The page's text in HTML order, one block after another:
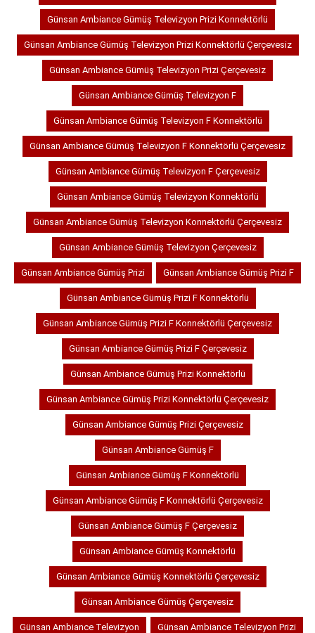
Günsan Ambiance Gümüş Televizyon Prizi Konnektörlü
Günsan Ambiance Gümüş Televizyon Prizi Konnektörlü Çerçevesiz
Günsan Ambiance Gümüş Televizyon Prizi Çerçevesiz
Günsan Ambiance Gümüş Televizyon F
Günsan Ambiance Gümüş Televizyon F Konnektörlü
Günsan Ambiance Gümüş Televizyon F Konnektörlü Çerçevesiz
Günsan Ambiance Gümüş Televizyon F Çerçevesiz
Günsan Ambiance Gümüş Televizyon Konnektörlü
Günsan Ambiance Gümüş Televizyon Konnektörlü Çerçevesiz
Günsan Ambiance Gümüş Televizyon Çerçevesiz
Günsan Ambiance Gümüş Prizi Günsan Ambiance Gümüş Prizi F
Günsan Ambiance Gümüş Prizi F Konnektörlü
Günsan Ambiance Gümüş Prizi F Konnektörlü Çerçevesiz
Günsan Ambiance Gümüş Prizi F Çerçevesiz
Günsan Ambiance Gümüş Prizi Konnektörlü
Günsan Ambiance Gümüş Prizi Konnektörlü Çerçevesiz
Günsan Ambiance Gümüş Prizi Çerçevesiz
Günsan Ambiance Gümüş F
Günsan Ambiance Gümüş F Konnektörlü
Günsan Ambiance Gümüş F Konnektörlü Çerçevesiz
Günsan Ambiance Gümüş F Çerçevesiz
Günsan Ambiance Gümüş Konnektörlü
Günsan Ambiance Gümüş Konnektörlü Çerçevesiz
Günsan Ambiance Gümüş Çerçevesiz
Günsan Ambiance Televizyon Günsan Ambiance Televizyon Prizi